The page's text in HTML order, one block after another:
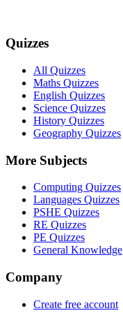
Quizzes
All Quizzes
Maths Quizzes
English Quizzes
Science Quizzes
History Quizzes
Geography Quizzes
More Subjects
Computing Quizzes
Languages Quizzes
PSHE Quizzes
RE Quizzes
PE Quizzes
General Knowledge
Company
Create free account